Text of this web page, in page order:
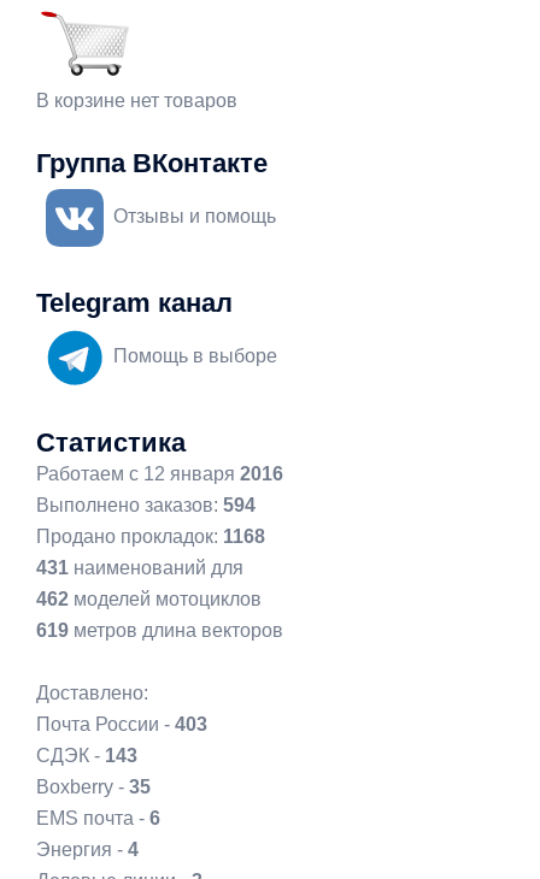
В корзине нет товаров
Группа ВКонтакте
Отзывы и помощь
Telegram канал
Помощь в выборе
Статистика
Работаем с 12 января 2016
Выполнено заказов: 594
Продано прокладок: 1168
431 наименований для
462 моделей мотоциклов
619 метров длина векторов
Доставлено:
Почта России - 403
СДЭК - 143
Boxberry - 35
EMS почта - 6
Энергия - 4